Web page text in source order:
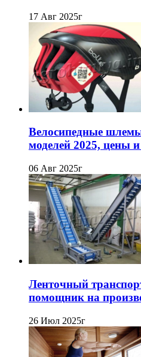
17 Авг 2025г
Велосипедные
моделей 2025, цены
06 Авг 2025г
Ленточный
помощник на
26 Июл 2025г